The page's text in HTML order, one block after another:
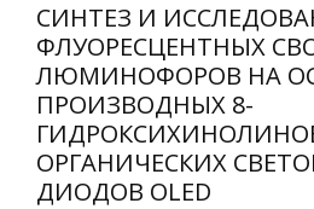
СИНТЕЗ И
ФЛУОРЕСЦЕНТНЫХ
ЛЮМИНОФОРОВ НА
ПРОИЗВОДНЫХ 8-
ОРГАНИЧЕСКИХ
ДИОДОВ OLED